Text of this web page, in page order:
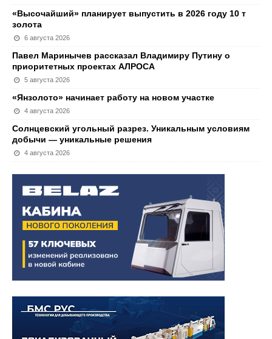
«Высочайший» планирует выпустить в 2026 году 10 т
золота
6 августа 2026
Павел Маринычев рассказал Владимиру Путину о
приоритетных проектах АЛРОСА
5 августа 2026
«Янзолото» начинает работу на новом участке
4 августа 2026
Солнцевский угольный разрез. Уникальным условиям
добычи — уникальные решения
4 августа 2026